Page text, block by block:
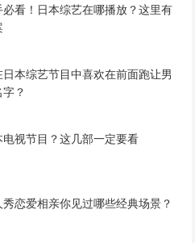
看！日本综艺在哪播放？这里有
本综艺节目中喜欢在前面跑让男
？
视节目？这几部一定要看
恋爱相亲你见过哪些经典场景？